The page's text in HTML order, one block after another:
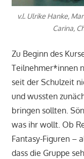
v.l. Ulrike Hanke,
Carina,
Zu Beginn des
Teilnehmer*innen
seit der Schulzeit
und wussten
bringen sollten.
was ihr wollt. Ob
Fantasy-Figuren –
dass die Gruppe